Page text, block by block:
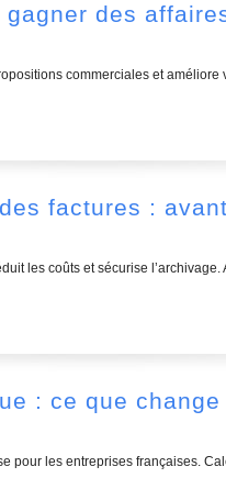
des
commerciales et améliore
factures :
les coûts et sécurise
: ce que change
pour les entreprises françaises.